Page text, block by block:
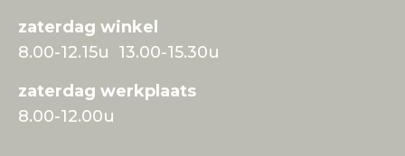
zaterdag winkel
8.00-12.15u 13.00-15.30u
zaterdag werkplaats
8.00-12.00u